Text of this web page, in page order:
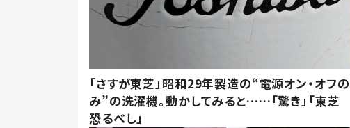
「さすが東芝」昭和29年製造の“電源オン・オフの
み”の洗濯機。動かしてみると……「驚き」「東芝
恐るべし」